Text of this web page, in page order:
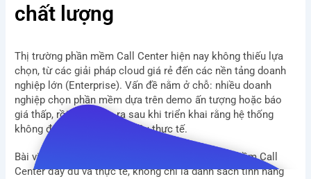
chất lượng
Thị trường phần mềm Call Center hiện nay không thiếu lựa
chọn, từ các giải pháp cloud giá rẻ đến các nền tảng doanh
nghiệp lớn (Enterprise). Vấn đề nằm ở chỗ: nhiều doanh
nghiệp chọn phần mềm dựa trên demo ấn tượng hoặc báo
giá thấp, rồi phát hiện ra sau khi triển khai rằng hệ thống
không đáp ứng được nhu cầu thực tế.
Bài viết này cung cấp bộ tiêu chí đánh giá phần mềm Call
Center đầy đủ và thực tế, không chỉ là danh sách tính năng